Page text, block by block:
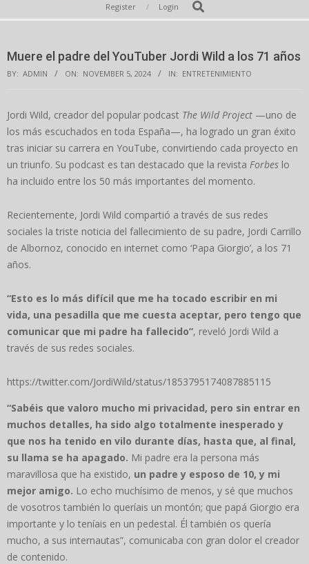
Navigation
Register Login Search
Muere el padre del YouTuber Jordi Wild a los 71 años
BY: ADMIN ON: NOVEMBER 5, 2024 IN: ENTRETENIMIENTO
Jordi Wild, creador del popular podcast The Wild Project —uno de
los más escuchados en toda España—, ha logrado un gran éxito
tras iniciar su carrera en YouTube, convirtiendo cada proyecto en
un triunfo. Su podcast es tan destacado que la revista Forbes lo
ha incluido entre los 50 más importantes del momento.
Recientemente, Jordi Wild compartió a través de sus redes
sociales la triste noticia del fallecimiento de su padre, Jordi Carrillo
de Albornoz, conocido en internet como ‘Papa Giorgio’, a los 71
años.
“Esto es lo más difícil que me ha tocado escribir en mi
vida, una pesadilla que me cuesta aceptar, pero tengo que
comunicar que mi padre ha fallecido”, reveló Jordi Wild a
través de sus redes sociales.
https://twitter.com/JordiWild/status/1853795174087885115
“Sabéis que valoro mucho mi privacidad, pero sin entrar en
muchos detalles, ha sido algo totalmente inesperado y
que nos ha tenido en vilo durante días, hasta que, al final,
su llama se ha apagado. Mi padre era la persona más
maravillosa que ha existido, un padre y esposo de 10, y mi
mejor amigo. Lo echo muchísimo de menos, y sé que muchos
de vosotros también lo queríais un montón; que papá Giorgio era
importante y lo teníais en un pedestal. Él también os quería
mucho, a sus internautas”, comunicaba con gran dolor el creador
de contenido.